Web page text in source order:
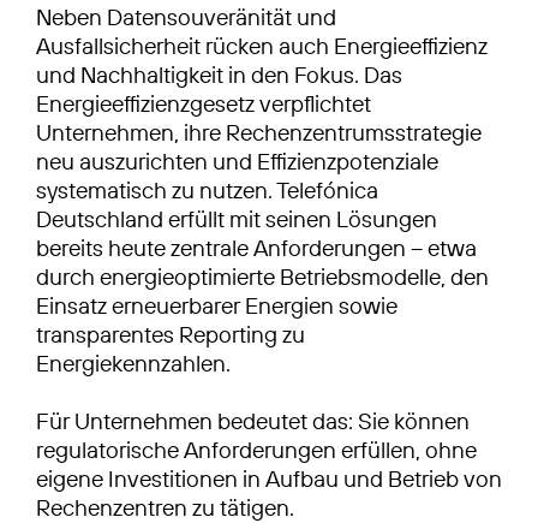
Neben Datensouveränität und
Ausfallsicherheit rücken auch Energieeffizienz
und Nachhaltigkeit in den Fokus. Das
Energieeffizienzgesetz verpflichtet
Unternehmen, ihre Rechenzentrumsstrategie
neu auszurichten und Effizienzpotenziale
systematisch zu nutzen. Telefónica
Deutschland erfüllt mit seinen Lösungen
bereits heute zentrale Anforderungen – etwa
durch energieoptimierte Betriebsmodelle, den
Einsatz erneuerbarer Energien sowie
transparentes Reporting zu
Energiekennzahlen.
Für Unternehmen bedeutet das: Sie können
regulatorische Anforderungen erfüllen, ohne
eigene Investitionen in Aufbau und Betrieb von
Rechenzentren zu tätigen.